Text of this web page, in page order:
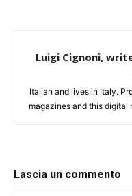
Luigi Cignoni,
Italian and lives in Italy.
magazines and this digital
Lascia un commento